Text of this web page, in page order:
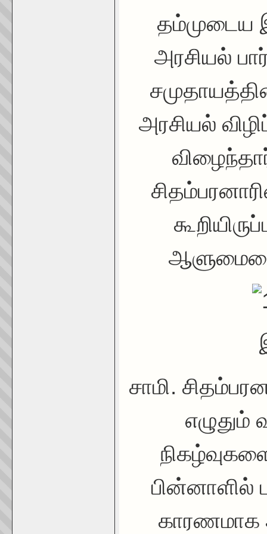
தம்முடைய
அரசியல்
அரசியல்
சாமி.
பின்னாளில்
காரணமாக